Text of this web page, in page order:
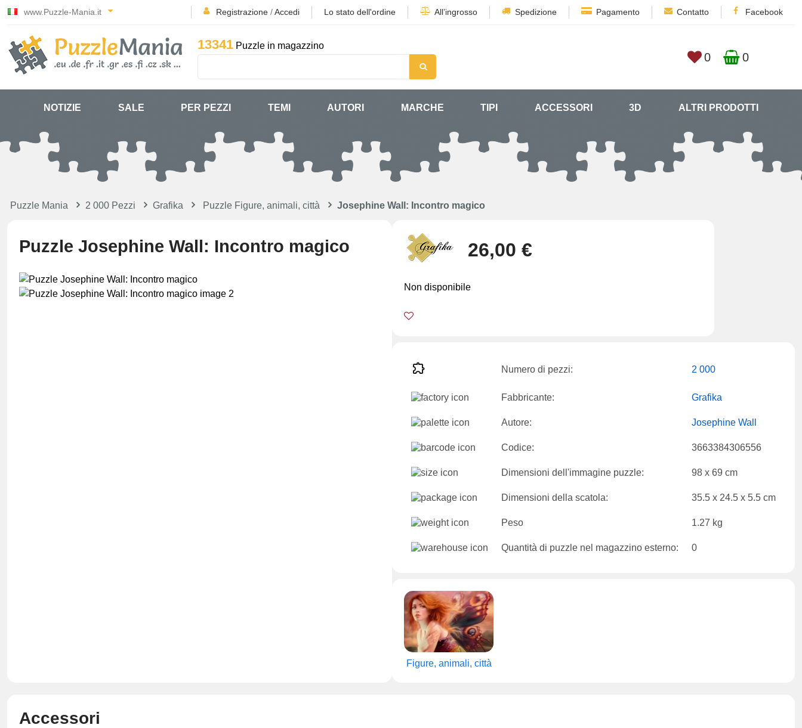
www.Puzzle-Mania.it Registrazione /Accedi Lo stato dell'ordine All’ingrosso Spedizione Pagamento Contatto Facebook
13341 Puzzle in magazzino
0 0
NOTIZIE SALE PER PEZZI TEMI AUTORI MARCHE TIPI ACCESSORI 3D ALTRI PRODOTTI
Puzzle Mania 2 000 Pezzi Grafika Puzzle Figure, animali, città Josephine Wall: Incontro magico
Puzzle Josephine Wall: Incontro magico 26,00 €
Non disponibile
Numero di pezzi: 2 000
Fabbricante: Grafika
Autore: Josephine Wall
Codice: 3663384306556
Dimensioni dell'immagine puzzle: 98 x 69 cm
Dimensioni della scatola: 35.5 x 24.5 x 5.5 cm
Peso 1.27 kg
Quantità di puzzle nel magazzino esterno: 0
Figure, animali, città
Accessori